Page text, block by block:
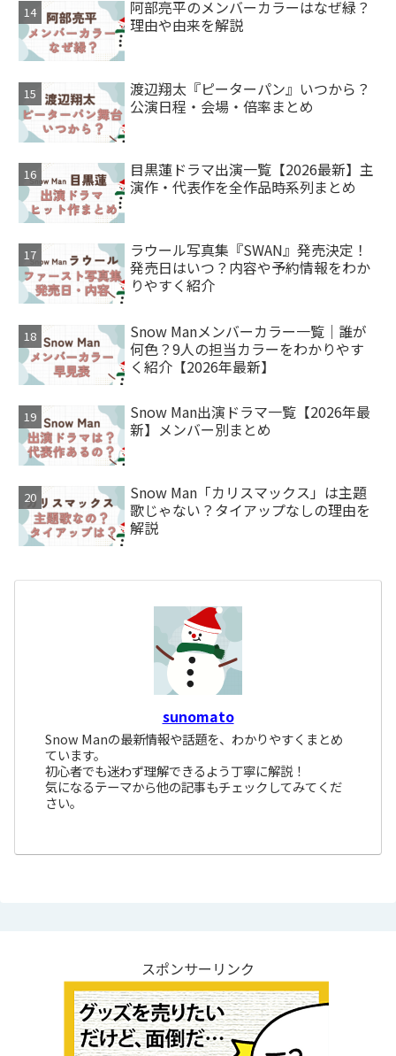
阿部亮平のメンバーカラーはなぜ緑？
理由や由来を解説
渡辺翔太『ピーターパン』いつから？
公演日程・会場・倍率まとめ
目黒蓮ドラマ出演一覧【2026最新】主
演作・代表作を全作品時系列まとめ
ラウール写真集『SWAN』発売決定！
発売日はいつ？内容や予約情報をわか
りやすく紹介
Snow Manメンバーカラー一覧｜誰が
何色？9人の担当カラーをわかりやす
く紹介【2026年最新】
Snow Man出演ドラマ一覧【2026年最
新】メンバー別まとめ
Snow Man「カリスマックス」は主題
歌じゃない？タイアップなしの理由を
解説
sunomato
Snow Manの最新情報や話題を、わかりやすくまとめ
ています。
初心者でも迷わず理解できるよう丁寧に解説！
気になるテーマから他の記事もチェックしてみてくだ
さい。
スポンサーリンク